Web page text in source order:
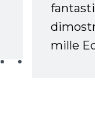
mille